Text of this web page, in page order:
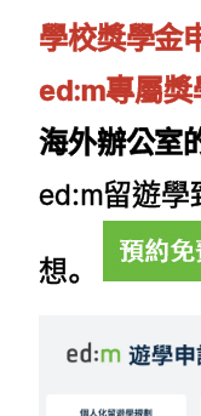
學校獎學金
ed:m專屬獎
海外辦公室
ed:m留遊學
想。